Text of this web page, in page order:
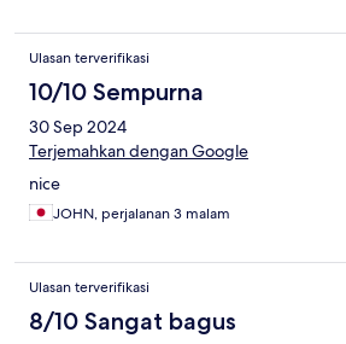
Ulasan terverifikasi
10/10 Sempurna
30 Sep 2024
Terjemahkan dengan Google
nice
JOHN, perjalanan 3 malam
Ulasan terverifikasi
8/10 Sangat bagus